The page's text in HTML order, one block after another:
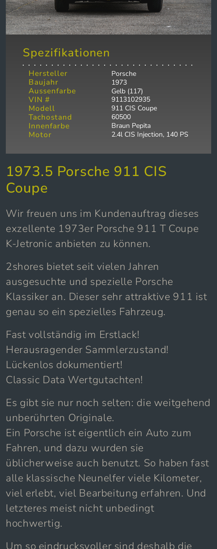
Spezifikationen
Hersteller
Baujahr
Aussenfarbe
VIN #
Modell
Tachostand
Innenfarbe
Motor
Porsche
1973
Gelb (117)
9113102935
911 CIS Coupe
60500
Braun Pepita
2.4l CIS Injection, 140 PS
1973.5 Porsche 911 CIS
Coupe
Wir freuen uns im Kundenauftrag dieses
exzellente 1973er Porsche 911 T Coupe
K-Jetronic anbieten zu können.
2shores bietet seit vielen Jahren
ausgesuchte und spezielle Porsche
Klassiker an. Dieser sehr attraktive 911 ist
genau so ein spezielles Fahrzeug.
Fast vollständig im Erstlack!
Herausragender Sammlerzustand!
Lückenlos dokumentiert!
Classic Data Wertgutachten!
Es gibt sie nur noch selten: die weitgehend
unberührten Originale.
Ein Porsche ist eigentlich ein Auto zum
Fahren, und dazu wurden sie
üblicherweise auch benutzt. So haben fast
alle klassische Neunelfer viele Kilometer,
viel erlebt, viel Bearbeitung erfahren. Und
letzteres meist nicht unbedingt
hochwertig.
Um so eindrucksvoller sind deshalb die